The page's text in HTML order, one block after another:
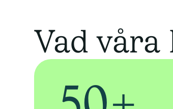
Vad våra